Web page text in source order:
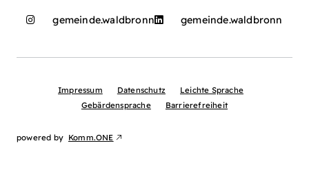
gemeinde.waldbronn gemeinde.waldbronn
Impressum Datenschutz
Leichte Sprache
Gebärdensprache
Barrierefreiheit
powered by Komm.ONE